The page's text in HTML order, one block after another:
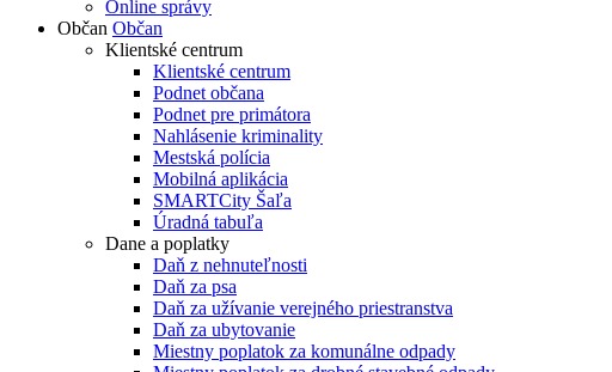
Online správy
Občan Občan
Klientské centrum
Klientské centrum
Podnet občana
Podnet pre primátora
Nahlásenie kriminality
Mestská polícia
Mobilná aplikácia
SMARTCity Šaľa
Úradná tabuľa
Dane a poplatky
Daň z nehnuteľnosti
Daň za psa
Daň za užívanie verejného priestranstva
Daň za ubytovanie
Miestny poplatok za komunálne odpady